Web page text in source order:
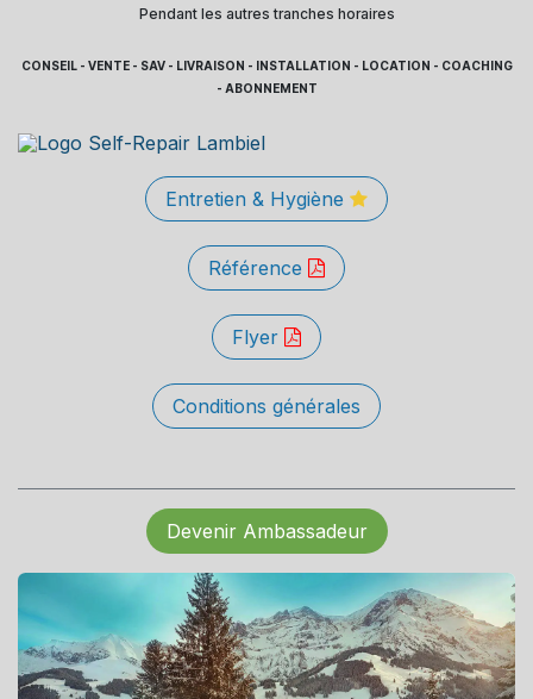
Pendant les autres tranches horaires
CONSEIL - VENTE - SAV - LIVRAISON - INSTALLATION - LOCATION - COACHING
- ABONNEMENT
Entretien & Hygiène
Référence
Flyer
Conditions générales
Devenir Ambassadeur